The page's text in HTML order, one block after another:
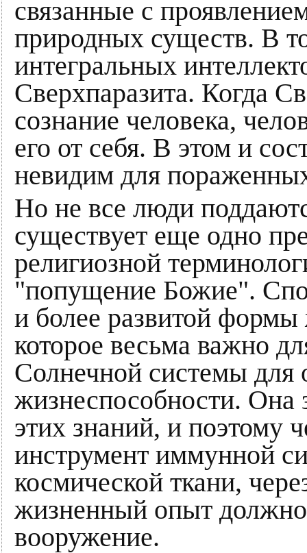
связанные с
природных существ. В
интегральных
Сверхпаразита. Когда
сознание человека,
его от себя. В этом и
невидим для
Но не все люди
существует еще одно
религиозной
"попущение Божие".
и более развитой формы
которое весьма важно
Солнечной системы для
жизнеспособности. Она
этих знаний, и поэтому
инструмент иммунной
космической ткани,
жизненный опыт должно
вооружение.